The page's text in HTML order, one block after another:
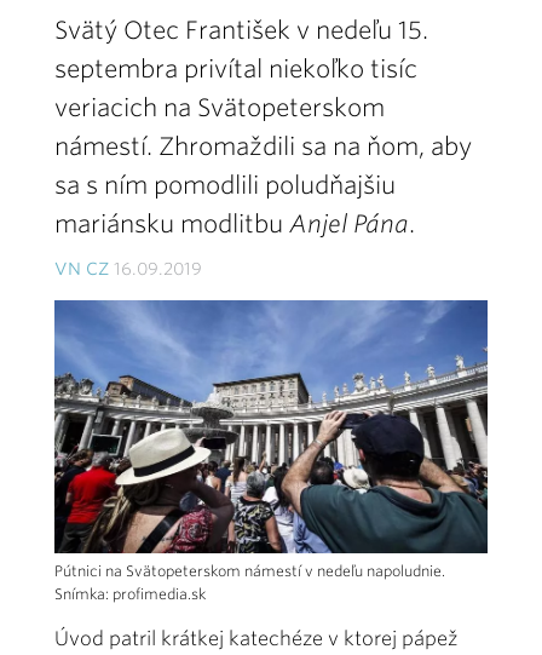
Svätý Otec František v nedeľu 15.
septembra privítal niekoľko tisíc
veriacich na Svätopeterskom
námestí. Zhromaždili sa na ňom, aby
sa s ním pomodlili poludňajšiu
mariánsku modlitbu Anjel Pána.
VN CZ 16.09.2019
Pútnici na Svätopeterskom námestí v nedeľu napoludnie.
Snímka: profimedia.sk
Úvod patril krátkej katechéze v ktorej pápež